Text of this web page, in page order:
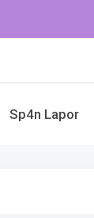
Sp4n Lapor